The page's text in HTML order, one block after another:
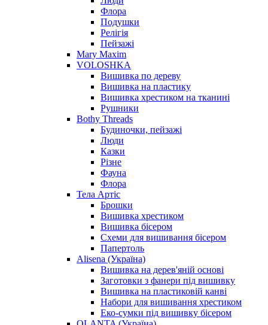
Флора
Подушки
Релігія
Пейзажі
Mary Maxim
VOLOSHKA
Вишивка по дереву
Вишивка на пластику
Вишивка хрестиком на тканині
Рушники
Bothy Threads
Будиночки, пейзажі
Люди
Казки
Різне
Фауна
Флора
Тела Артіс
Брошки
Вишивка хрестиком
Вишивка бісером
Схеми для вишивання бісером
Папертоль
Alisena (Україна)
Вишивка на дерев'яній основі
Заготовки з фанери під вишивку
Вишивка на пластиковій канві
Набори для вишивання хрестиком
Еко-сумки під вишивку бісером